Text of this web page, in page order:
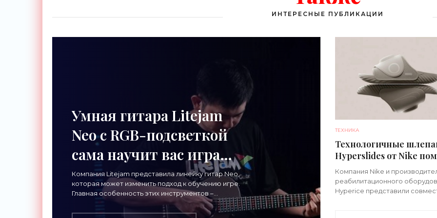
ИНТЕРЕСНЫЕ ПУБЛИКАЦИИ
Умная гитара Litejam
Neo с RGB-подсветкой
сама научит вас играть
- «Гаджеты»
Компания Litejam представила линейку гитар Neo,
которая может изменить подход к обучению игре.
Главная особенность этих инструментов –
встроенная RGB-подсветка грифа. Светодиоды
ТЕХНИКА
Технологичные
Hyperslides от Nike
расслабить усталые
после тренировки -
«Гаджеты»
Компания Nike и
реабилитационного
Hyperice представили